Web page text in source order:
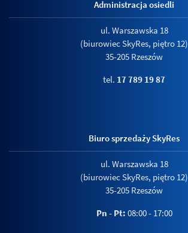
Administracja osiedli
ul. Warszawska 18
(biurowiec SkyRes, piętro 12)
35-205 Rzeszów
tel. 17 789 19 87
Biuro sprzedaży SkyRes
ul. Warszawska 18
(biurowiec SkyRes, piętro 12)
35-205 Rzeszów
Pn - Pt: 08:00 - 17:00